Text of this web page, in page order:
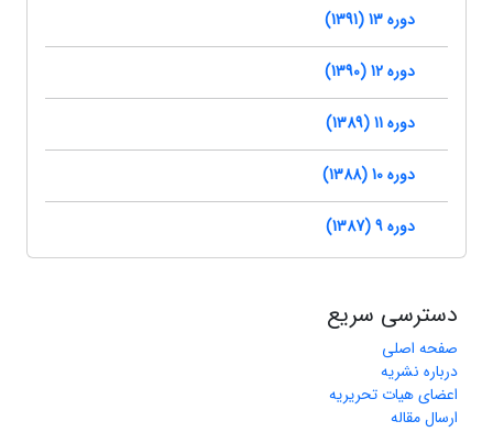
دوره 13 (1391)
دوره 12 (1390)
دوره 11 (1389)
دوره 10 (1388)
دوره 9 (1387)
دسترسی سریع
صفحه اصلی
درباره نشریه
اعضای هیات تحریریه
ارسال مقاله